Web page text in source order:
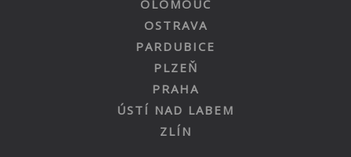
OLOMOUC
OSTRAVA
PARDUBICE
PLZEŇ
PRAHA
ÚSTÍ NAD LABEM
ZLÍN